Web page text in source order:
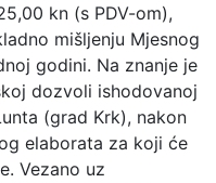
kn (s PDV-om),
mišljenju Mjesnog
godini. Na znanje je
dozvoli ishodovanoj
(grad Krk), nakon
elaborata za koji će
Vezano uz